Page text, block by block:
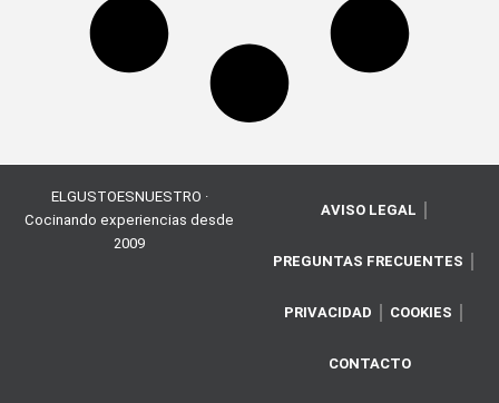
ELGUSTOESNUESTRO ·
Cocinando experiencias desde
2009
AVISO LEGAL
PREGUNTAS FRECUENTES
PRIVACIDAD COOKIES
CONTACTO